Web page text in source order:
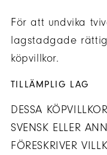
För att undvika
lagstadgade
köpvillkor.
TILLÄMPLIG LAG
DESSA
SVENSK ELLER
FÖRESKRIVER